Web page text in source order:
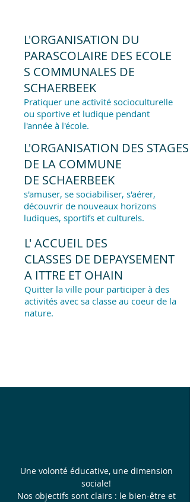
L'ORGANISATION DU
PARASCOLAIRE DES ECOLE
S COMMUNALES DE
SCHAERBEEK
Pratiquer une activité socioculturelle
ou sportive et ludique pendant
l'année à l'école.
L'ORGANISATION DES STAGES
DE LA COMMUNE
DE SCHAERBEEK
s'amuser, se sociabiliser, s'aérer,
découvrir de nouveaux horizons
ludiques, sportifs et culturels.
L' ACCUEIL DES
CLASSES DE DEPAYSEMENT
A ITTRE ET OHAIN
Quitter la ville pour participer à des
activités avec sa classe au coeur de la
nature.
Une volonté éducative, une dimension
sociale!
Nos objectifs sont clairs : le bien-être et